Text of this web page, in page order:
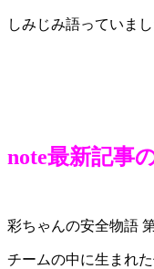
しみじみ語っていまし
note最新記事
彩ちゃんの安全物語
チームの中に生まれ